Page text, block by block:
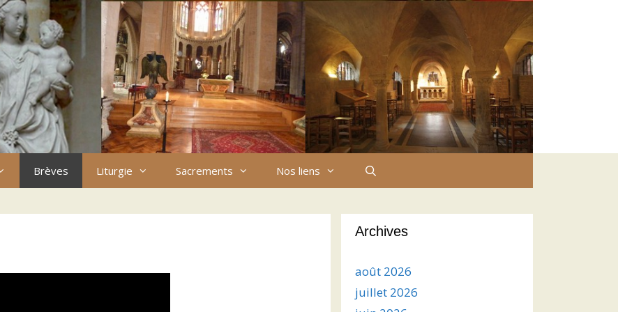
Brèves Liturgie Sacrements
Nos liens
Archives
août 2026
juillet 2026